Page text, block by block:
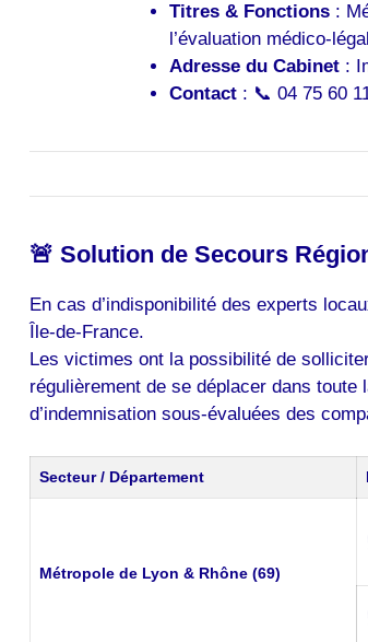
Titres & Fonctions:
l’évaluation médico-
Adresse du Cabinet:
Contact: 📞 04 75 60
🚨 Solution de Secours
En cas d’indisponibilité des experts
Île-de-France.
Les victimes ont la possibilité de
régulièrement de se déplacer dans
d’indemnisation sous-évaluées des
Secteur / Département
Métropole de Lyon & Rhône (69)